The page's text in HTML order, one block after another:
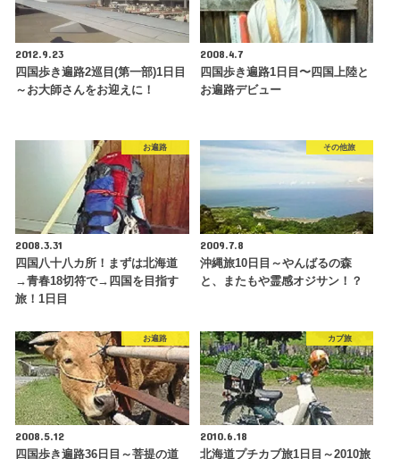
2012.9.23
四国歩き遍路2巡目(第一部)1日目
～お大師さんをお迎えに！
2008.4.7
四国歩き遍路1日目〜四国上陸と
お遍路デビュー
お遍路
2008.3.31
四国八十八カ所！まずは北海道
→青春18切符で→四国を目指す
旅！1日目
その他旅
2009.7.8
沖縄旅10日目～やんばるの森
と、またもや霊感オジサン！？
お遍路
2008.5.12
四国歩き遍路36日目～菩提の道
カブ旅
2010.6.18
北海道プチカブ旅1日目～2010旅